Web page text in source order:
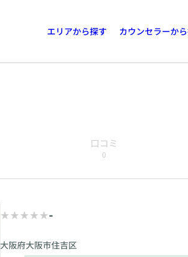
エリアから探す カウンセラーか
口コミ
0
-
大阪府大阪市住吉区